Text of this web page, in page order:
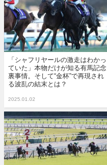
「シャフリヤールの激走はわかっ
ていた」本物だけが知る有馬記念
裏事情。そして“金杯”で再現され
る波乱の結末とは？
2025.01.02